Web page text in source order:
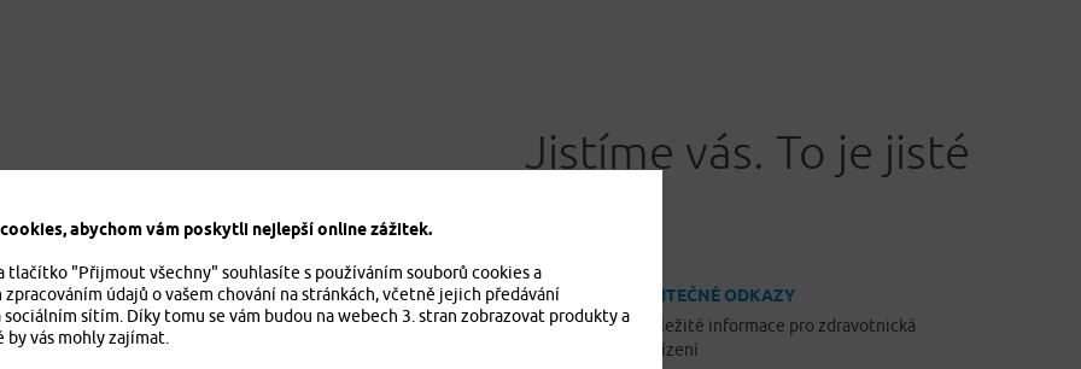
Jistíme vás. To je jisté
POJIŠTĚNÍ
online
NEJČASTĚJI HLEDÁTE
Kontakty
UŽITEČNÉ ODKAZY
Důležité informace pro zdravotnická
zařízení
abychom vám poskytli nejlepší online zážitek.
tlačítko "Přijmout všechny" souhlasíte s používáním souborů cookies a
údajů o vašem chování na stránkách, včetně jejich předávání
sociálním sítím. Díky tomu se vám budou na webech 3. stran zobrazovat produkty a
by vás mohly zajímat.